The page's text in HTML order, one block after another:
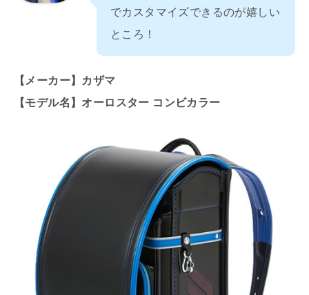
でカスタマイズできるのが嬉しい
ところ！
【メーカー】カザマ
【モデル名】オーロスター コンビカラー